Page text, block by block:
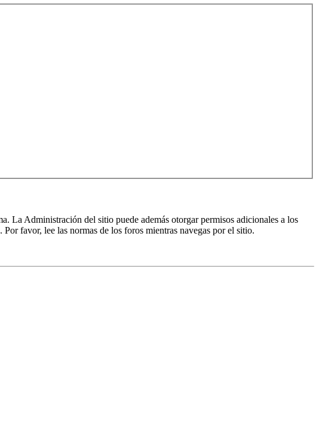
La Administración del sitio puede además otorgar permisos adicionales a los
favor, lee las normas de los foros mientras navegas por el sitio.